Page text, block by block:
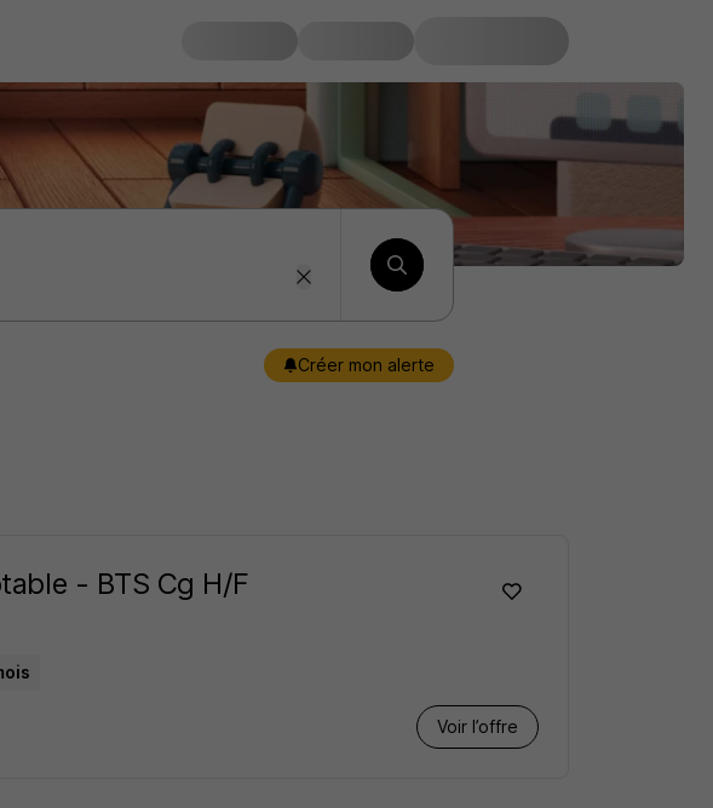
Créer mon alerte
- BTS Cg H/F
Voir l’offre